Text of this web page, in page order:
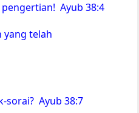
Ayub 38:4
yang telah
sorai? Ayub 38:7